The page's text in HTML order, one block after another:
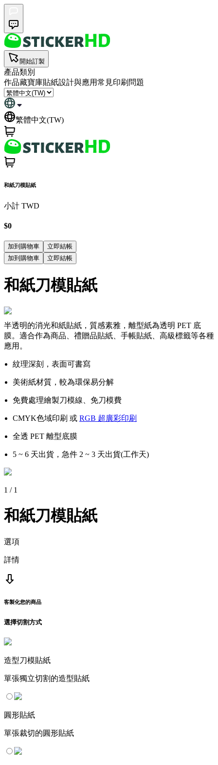
開始訂製
產品類別
作品藏寶庫貼紙設計與應用常見印刷問題
繁體中文(TW)
和紙刀模貼紙
小計 TWD
$0
加到購物車
立即結帳
加到購物車
立即結帳
和紙刀模貼紙
半透明的消光和紙貼紙，質感素雅，離型紙為透明 PET 底
膜。適合作為商品、禮贈品貼紙、手帳貼紙、高級標籤等各種
應用。
紋理深刻，表面可書寫
美術紙材質，較為環保易分解
免費處理繪製刀模線、免刀模費
CMYK色域印刷 或 RGB 超廣彩印刷
全透 PET 離型底膜
5 ~ 6 天出貨，急件 2 ~ 3 天出貨(工作天)
1 / 1
和紙刀模貼紙
選項
詳情
客製化您的商品
選擇切割方式
造型刀模貼紙
單張獨立切割的造型貼紙
圓形貼紙
單張裁切的圓形貼紙